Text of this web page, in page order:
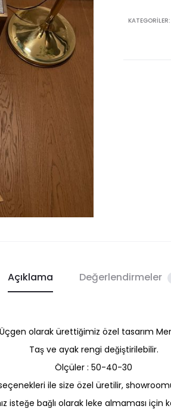
KATEGORILER:
Açıklama Değerlendirmeler
olarak ürettiğimiz özel tasarım
Taş ve ayak rengi değiştirilebilir.
Ölçüler : 50-40-30
ile size özel üretilir,
isteğe bağlı olarak leke almaması için